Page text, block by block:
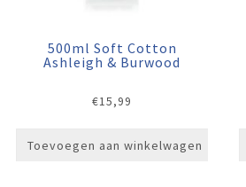
500ml Soft Cotton
Ashleigh & Burwood
€15,99
Toevoegen aan winkelwagen